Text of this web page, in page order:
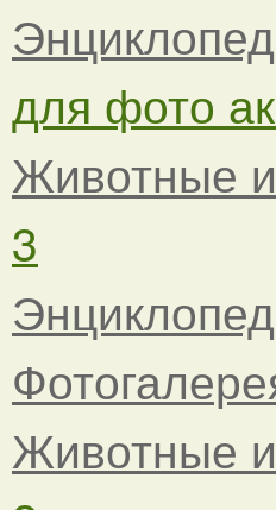
для фото
Животные
3
Животные